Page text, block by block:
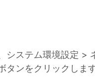
システム環境設定 >
タンをクリックします